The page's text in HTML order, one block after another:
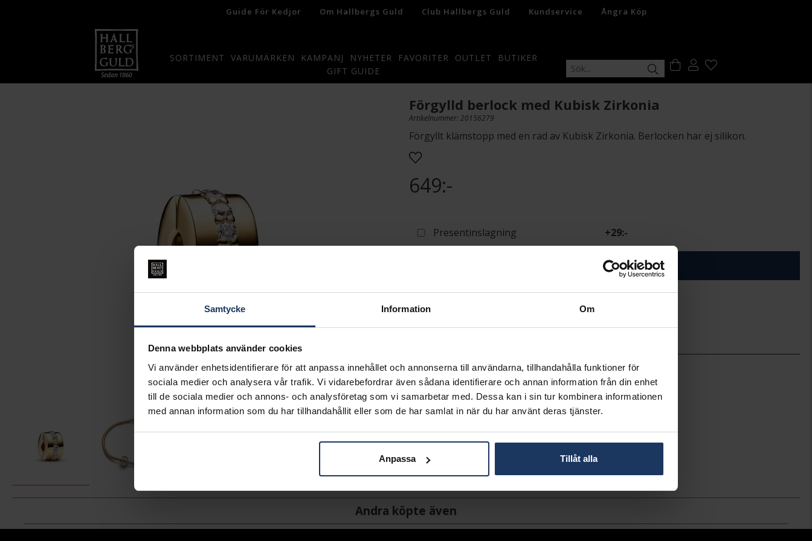
Samtycke Information Om
Denna webbplats använder cookies
Vi använder enhetsidentifierare för att anpassa innehållet och annonserna till användarna, tillhandahålla funktioner för
sociala medier och analysera vår trafik. Vi vidarebefordrar även sådana identifierare och annan information från din enhet
till de sociala medier och annons- och analysföretag som vi samarbetar med. Dessa kan i sin tur kombinera informationen
med annan information som du har tillhandahållit eller som de har samlat in när du har använt deras tjänster.
Anpassa Tillåt alla
Guide För Kedjor Om Hallbergs Guld Club Hallbergs Guld Kundservice Ångra Köp
SORTIMENT VARUMÄRKEN KAMPANJ NYHETER FAVORITER OUTLET
BUTIKER
GIFT GUIDE
Förgylld berlock med Kubisk Zirkonia
Artikelnummer: 20156279
Förgyllt klämstopp med en rad av Kubisk Zirkonia. Berlocken har ej silikon.
649:-
Presentinslagning +29:-
LÄGG I VARUKORGEN
Lagervara.
Leveranstid 2-5 arbetsdagar.
VARUMÄRKE
Pandora
MODELL
761972C01
MATERIAL
Guldpläterat
Andra köpte även